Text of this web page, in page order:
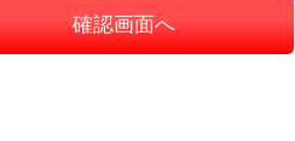
確認画面へ